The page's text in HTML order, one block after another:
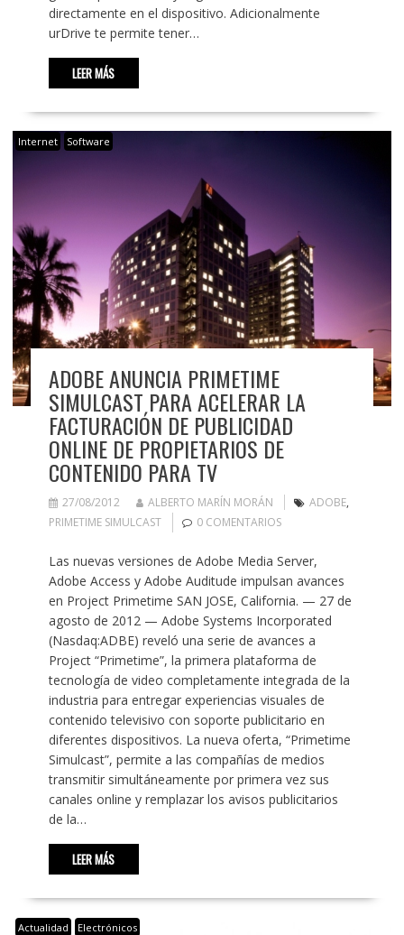
directamente en el dispositivo. Adicionalmente
urDrive te permite tener…
LEER MÁS
Internet Software
ADOBE ANUNCIA PRIMETIME
SIMULCAST PARA ACELERAR LA
FACTURACIÓN DE PUBLICIDAD
ONLINE DE PROPIETARIOS DE
CONTENIDO PARA TV
27/08/2012 ALBERTO MARÍN MORÁN ADOBE,
PRIMETIME SIMULCAST
0 COMENTARIOS
Las nuevas versiones de Adobe Media Server,
Adobe Access y Adobe Auditude impulsan avances
en Project Primetime SAN JOSE, California. — 27 de
agosto de 2012 — Adobe Systems Incorporated
(Nasdaq:ADBE) reveló una serie de avances a
Project “Primetime”, la primera plataforma de
tecnología de video completamente integrada de la
industria para entregar experiencias visuales de
contenido televisivo con soporte publicitario en
diferentes dispositivos. La nueva oferta, “Primetime
Simulcast”, permite a las compañías de medios
transmitir simultáneamente por primera vez sus
canales online y remplazar los avisos publicitarios
de la…
LEER MÁS
Actualidad Electrónicos